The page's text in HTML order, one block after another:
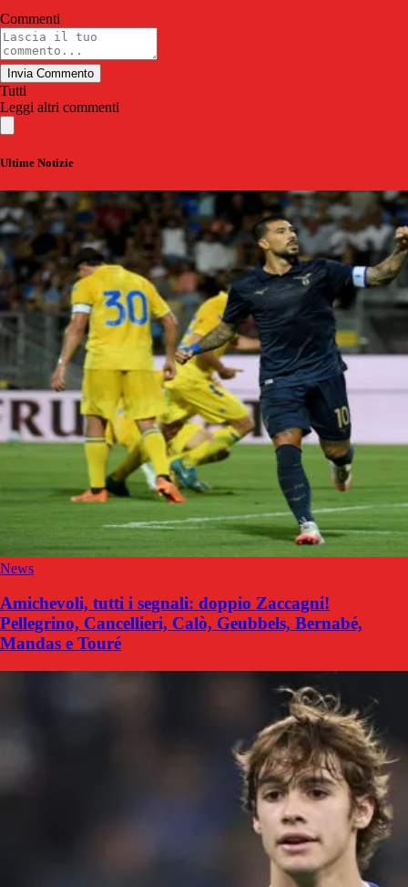
Commenti
Invia Commento
Tutti
Leggi altri commenti
Ultime Notizie
News
Amichevoli, tutti i segnali: doppio Zaccagni!
Pellegrino, Cancellieri, Calò, Geubbels, Bernabé,
Mandas e Touré